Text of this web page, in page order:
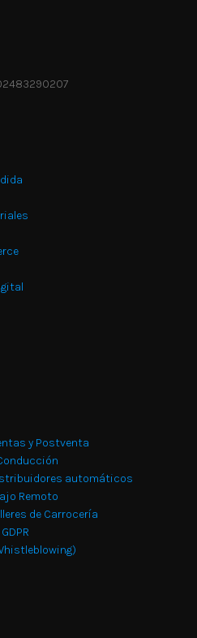
y Postventa
automáticos
Remoto
de Carrocería